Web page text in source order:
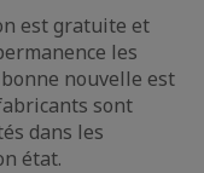
est gratuite et
les
nouvelle est
sont
dans les
état.